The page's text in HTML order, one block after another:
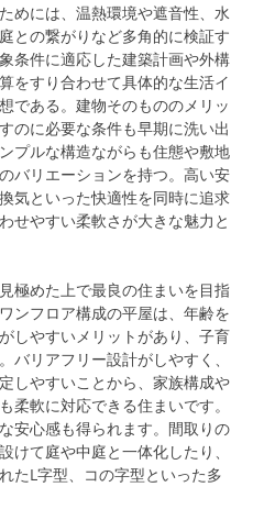
めには、温熱環境や遮音性、水
との繋がりなど多角的に検証す
条件に適応した建築計画や外構
をすり合わせて具体的な生活イ
である。建物そのもののメリッ
のに必要な条件も早期に洗い出
プルな構造ながらも住態や敷地
バリエーションを持つ。高い安
気といった快適性を同時に追求
せやすい柔軟さが大きな魅力と
極めた上で最良の住まいを目指
ンフロア構成の平屋は、年齢を
しやすいメリットがあり、子育
バリアフリー設計がしやすく、
しやすいことから、家族構成や
柔軟に対応できる住まいです。
安心感も得られます。間取りの
けて庭や中庭と一体化したり、
たL字型、コの字型といった多